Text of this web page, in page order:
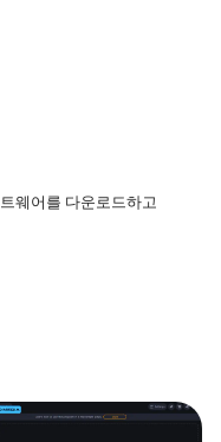
웨어를 다운로드하고